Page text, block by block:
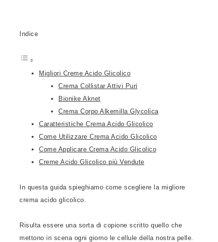
Indice
Migliori Creme Acido Glicolico
Crema Collistar Attivi Puri
Bionike Aknet
Crema Corpo Alkemilla Glycolica
Caratteristiche Crema Acido Glicolico
Come Utilizzare Crema Acido Glicolico
Come Applicare Crema Acido Glicolico
Creme Acido Glicolico più Vendute
In questa guida spieghiamo come scegliere la migliore
crema acido glicolico.
Risulta essere una sorta di copione scritto quello che
mettono in scena ogni giorno le cellule della nostra pelle.